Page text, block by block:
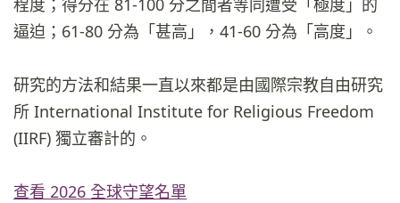
逼迫；61-80 分為「甚高」，41-60 分為「高度」。
研究的方法和結果一直以來都是由國際宗教自由研究
所 International Institute for Religious Freedom
(IIRF) 獨立審計的。
查看 2026 全球守望名單